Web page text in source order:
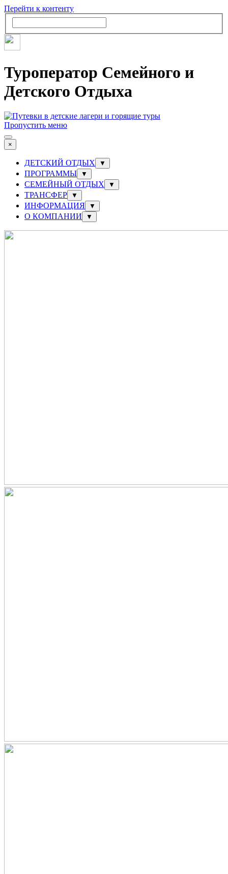
Перейти к контенту
Туроператор Семейного и
Детского Отдыха
Пропустить меню
×
ДЕТСКИЙ ОТДЫХ ▼
ПРОГРАММЫ ▼
СЕМЕЙНЫЙ ОТДЫХ ▼
ТРАНСФЕР ▼
ИНФОРМАЦИЯ ▼
О КОМПАНИИ ▼